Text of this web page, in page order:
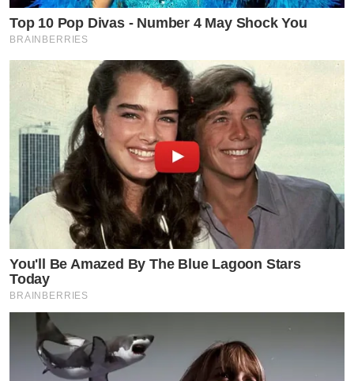
Top 10 Pop Divas - Number 4 May Shock You
BRAINBERRIES
You'll Be Amazed By The Blue Lagoon Stars
Today
BRAINBERRIES